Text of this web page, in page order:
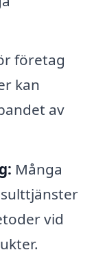
företag
kan
av
Många
vid